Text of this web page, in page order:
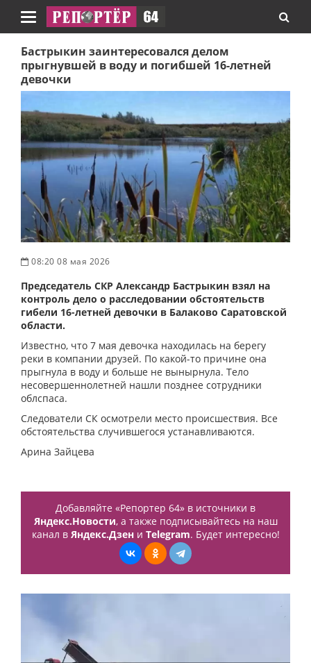
Навигация
Бастрыкин заинтересовался делом
прыгнувшей в воду и погибшей 16-летней
девочки
08:20 08 мая 2026
Председатель СКР Александр Бастрыкин взял на
контроль дело о расследовании обстоятельств
гибели 16-летней девочки в Балаково Саратовской
области.
Известно, что 7 мая девочка находилась на берегу
реки в компании друзей. По какой-то причине она
прыгнула в воду и больше не вынырнула. Тело
несовершеннолетней нашли позднее сотрудники
облспаса.
Следователи СК осмотрели место происшествия. Все
обстоятельства случившегося устанавливаются.
Арина Зайцева
Добавляйте «Репортер 64» в источники в
Яндекс.Новости, а также подписывайтесь на наш
канал в Яндекс.Дзени Telegram. Будет интересно!